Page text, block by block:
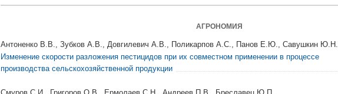
АГРОНОМИЯ
Антоненко В.В., Зубков А.В., Довгилевич А.В., Поликарпов А.С., Панов Е.Ю., Савушкин Ю.Н.
Изменение скорости разложения пестицидов при их совместном применении в процессе
производства сельскохозяйственной продукции